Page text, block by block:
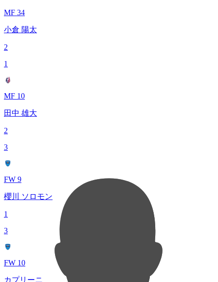
MF 34
小倉 陽太
2
1
MF 10
田中 雄大
2
3
FW 9
櫻川 ソロモン
1
3
FW 10
カプリーニ